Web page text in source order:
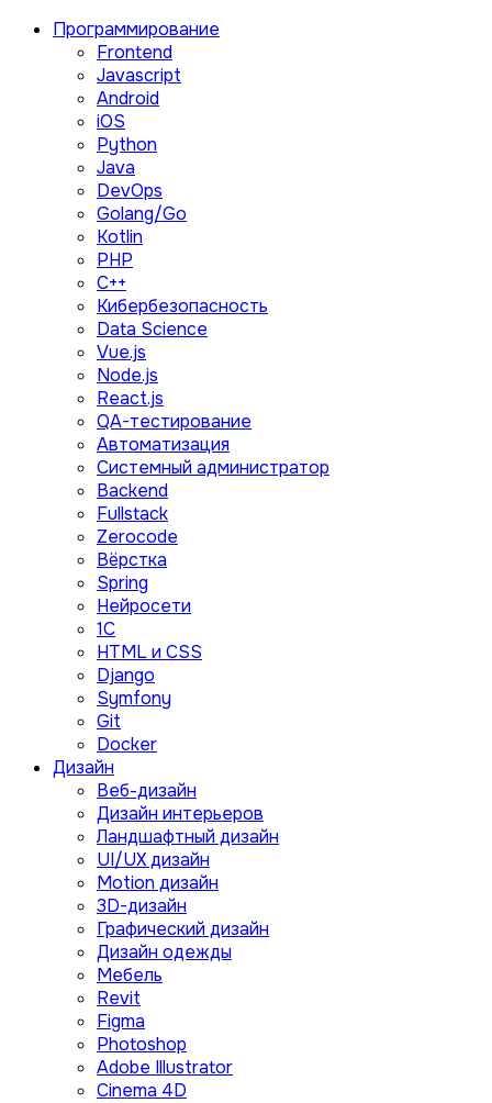
Программирование
Frontend
Javascript
Android
iOS
Python
Java
DevOps
Golang/Go
Kotlin
PHP
C++
Кибербезопасность
Data Science
Vue.js
Node.js
React.js
QA-тестирование
Автоматизация
Системный администратор
Backend
Fullstack
Zerocode
Вёрстка
Spring
Нейросети
1C
HTML и CSS
Django
Symfony
Git
Docker
Дизайн
Веб-дизайн
Дизайн интерьеров
Ландшафтный дизайн
UI/UX дизайн
Motion дизайн
3D-дизайн
Графический дизайн
Дизайн одежды
Мебель
Revit
Figma
Photoshop
Adobe Illustrator
Сinema 4D